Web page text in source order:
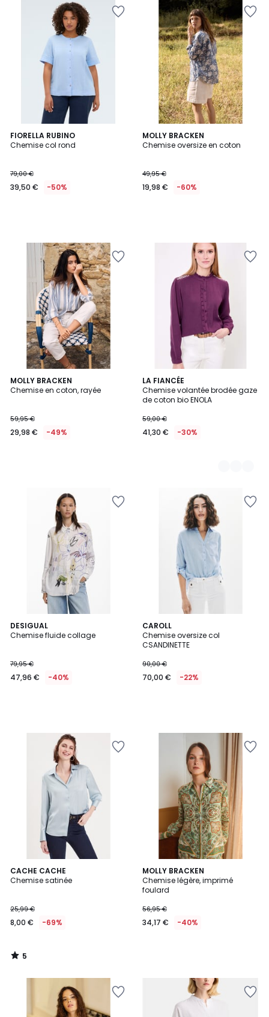
FIORELLA RUBINO
Chemise col rond
79,00 €
39,50 € -50%
MOLLY BRACKEN
Chemise oversize en coton
49,95 €
19,98 € -60%
MOLLY BRACKEN
Chemise en coton, rayée
59,95 €
29,98 € -49%
LA FIANCÉE
Chemise volantée brodée gaze
de coton bio ENOLA
59,00 €
41,30 € -30%
4
Couleurs
DESIGUAL
Chemise fluide collage
79,95 €
47,96 € -40%
CAROLL
Chemise oversize col
CSANDINETTE
90,00 €
70,00 € -22%
CACHE CACHE
Chemise satinée
25,99 €
8,00 € -69%
5
/
5
/
MOLLY BRACKEN
Chemise légère, imprimé
foulard
56,95 €
34,17 € -40%